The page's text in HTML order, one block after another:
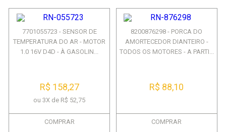
7701055723 - SENSOR DE
TEMPERATURA DO AR - MOTOR
1.0 16V D4D - À GASOLIN...
R$ 158,27
ou 3X de R$ 52,75
COMPRAR
8200876298 - PORCA DO
AMORTECEDOR DIANTEIRO -
TODOS OS MOTORES - A PARTI...
R$ 88,10
COMPRAR